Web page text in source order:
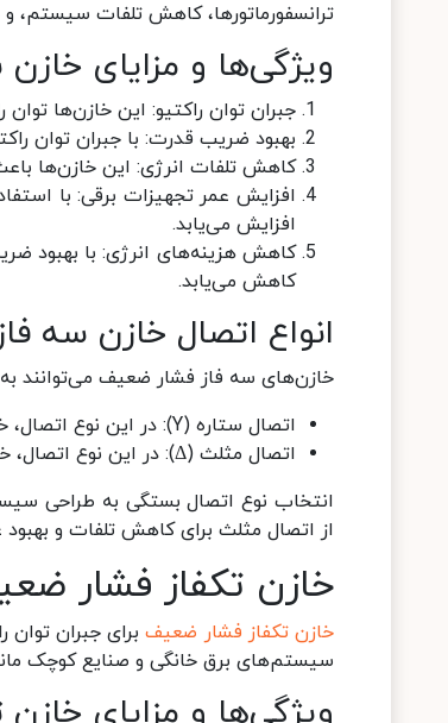
ترانسفورماتورها، کاهش تلفات
ویژگی‌ها و مزایای
جبران توان راکتیو: این خازن‌ها توان
بهبود ضریب قدرت: با جبران توان
کاهش تلفات انرژی: این خازن‌ها
افزایش عمر تجهیزات برقی: با
افزایش می‌یابد.
کاهش هزینه‌های انرژی: با بهبود
کاهش می‌یابد.
انواع اتصال خازن سه
خازن‌های سه فاز فشار ضعیف می‌توانند
اتصال ستاره (Y): در این نوع اتصال، خازن‌ها بین هر فاز و نول قرار می‌گیرند.
اتصال مثلث (Δ): در این نوع اتصال، خازن‌ها بین دو فاز قرار می‌گیرند.
انتخاب نوع اتصال بستگی به طراحی
از اتصال مثلث برای کاهش تلفات و
خازن تکفاز فشار
خازن‌ تکفاز فشار ضعیفبرای جبران توان
سیستم‌های برق خانگی و صنایع کوچک
ویژگی‌ها و مزایای